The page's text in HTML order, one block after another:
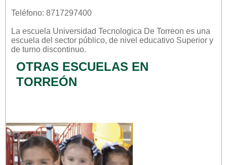
Teléfono: 8717297400
La escuela Universidad Tecnologica De Torreon es una
escuela del sector público, de nivel educativo Superior y
de turno discontinuo.
OTRAS ESCUELAS EN
TORREÓN